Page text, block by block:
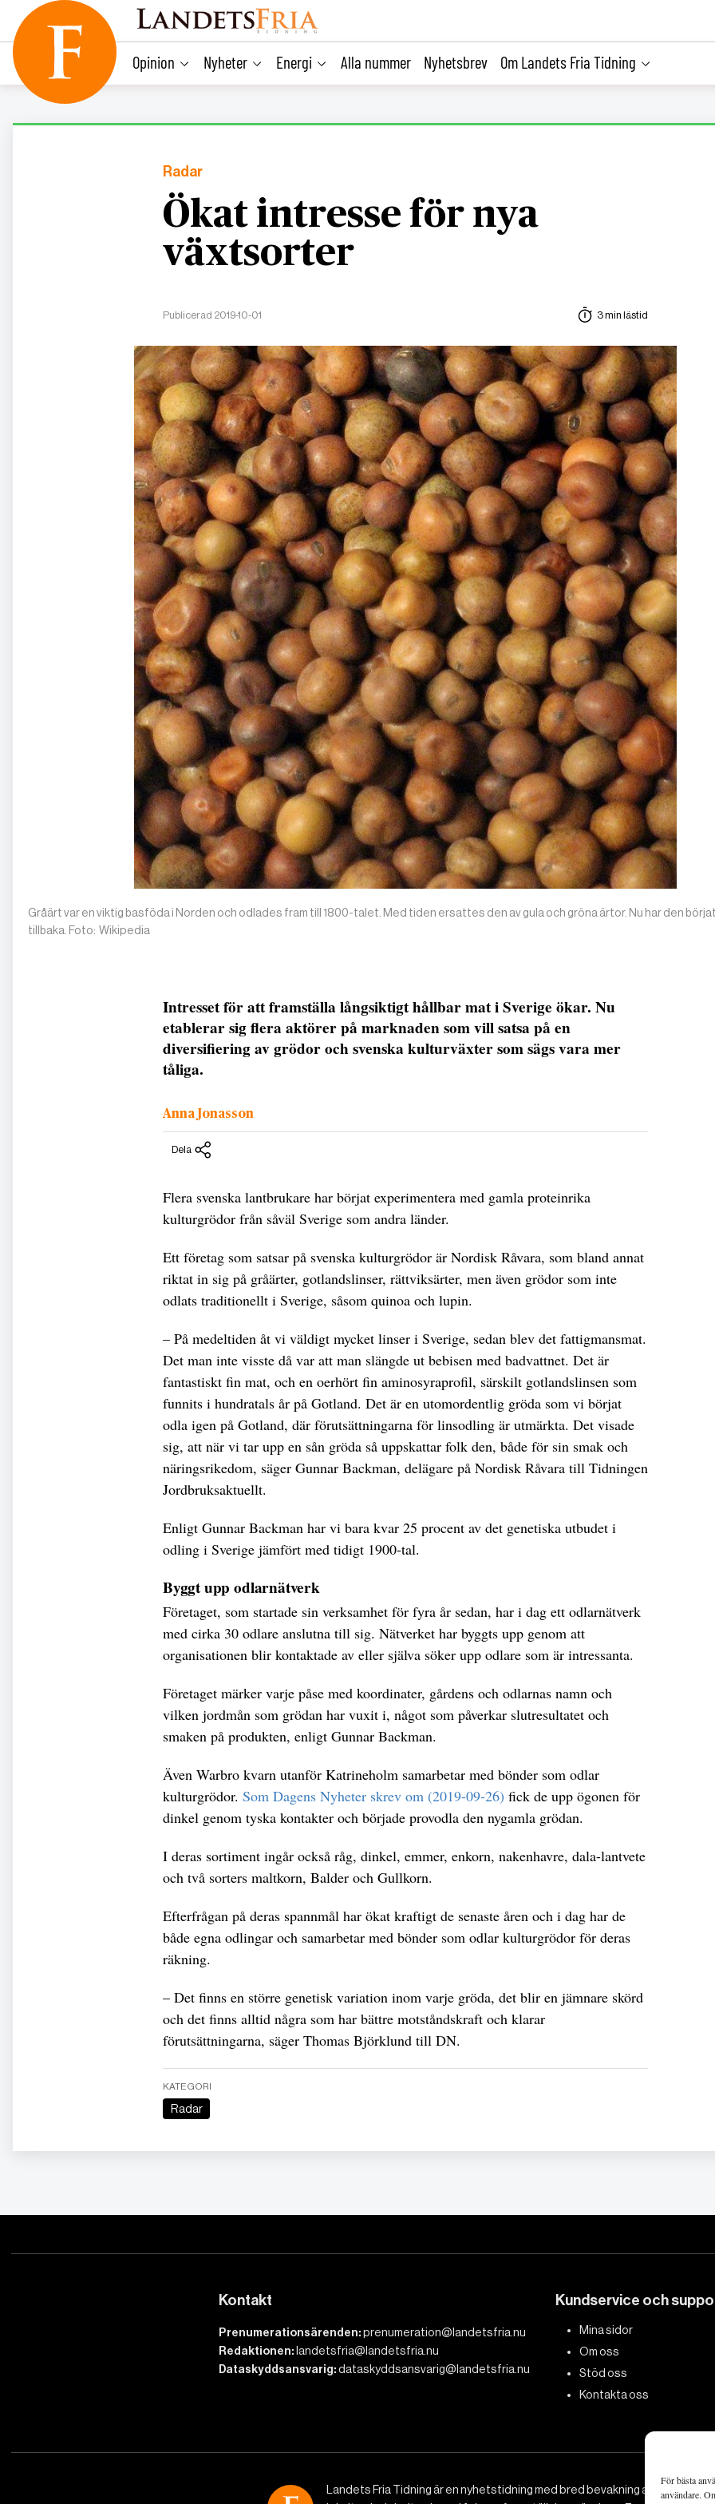
För bästa
användare.
content
Opinion Nyheter Energi Alla nummer Nyhetsbrev Om Landets Fria Tidning
Radar
Ökat intresse för nya
växtsorter
Publicerad 2019-10-01 3 min lästid
Gråärt var en viktig basföda i Norden och odlades fram till 1800-talet. Med tiden ersattes den av gula och gröna ärtor. Nu har den
tillbaka. Foto: Wikipedia
Intresset för att framställa långsiktigt hållbar mat i Sverige ökar. Nu
etablerar sig flera aktörer på marknaden som vill satsa på en
diversifiering av grödor och svenska kulturväxter som sägs vara mer
tåliga.
Anna Jonasson
Dela
Flera svenska lantbrukare har börjat experimentera med gamla proteinrika
kulturgrödor från såväl Sverige som andra länder.
Ett företag som satsar på svenska kulturgrödor är Nordisk Råvara, som bland annat
riktat in sig på gråärter, gotlandslinser, rättviksärter, men även grödor som inte
odlats traditionellt i Sverige, såsom quinoa och lupin.
– På medeltiden åt vi väldigt mycket linser i Sverige, sedan blev det fattigmansmat.
Det man inte visste då var att man slängde ut bebisen med badvattnet. Det är
fantastiskt fin mat, och en oerhört fin aminosyraprofil, särskilt gotlandslinsen som
funnits i hundratals år på Gotland. Det är en utomordentlig gröda som vi börjat
odla igen på Gotland, där förutsättningarna för linsodling är utmärkta. Det visade
sig, att när vi tar upp en sån gröda så uppskattar folk den, både för sin smak och
näringsrikedom, säger Gunnar Backman, delägare på Nordisk Råvara till Tidningen
Jordbruksaktuellt.
Enligt Gunnar Backman har vi bara kvar 25 procent av det genetiska utbudet i
odling i Sverige jämfört med tidigt 1900-tal.
Byggt upp odlarnätverk
Företaget, som startade sin verksamhet för fyra år sedan, har i dag ett odlarnätverk
med cirka 30 odlare anslutna till sig. Nätverket har byggts upp genom att
organisationen blir kontaktade av eller själva söker upp odlare som är intressanta.
Företaget märker varje påse med koordinater, gårdens och odlarnas namn och
vilken jordmån som grödan har vuxit i, något som påverkar slutresultatet och
smaken på produkten, enligt Gunnar Backman.
Även Warbro kvarn utanför Katrineholm samarbetar med bönder som odlar
kulturgrödor. Som Dagens Nyheter skrev om (2019-09-26) fick de upp ögonen för
dinkel genom tyska kontakter och började provodla den nygamla grödan.
I deras sortiment ingår också råg, dinkel, emmer, enkorn, nakenhavre, dala-lantvete
och två sorters maltkorn, Balder och Gullkorn.
Efterfrågan på deras spannmål har ökat kraftigt de senaste åren och i dag har de
både egna odlingar och samarbetar med bönder som odlar kulturgrödor för deras
räkning.
– Det finns en större genetisk variation inom varje gröda, det blir en jämnare skörd
och det finns alltid några som har bättre motståndskraft och klarar
förutsättningarna, säger Thomas Björklund till DN.
KATEGORI
Radar
Kontakt
Prenumerationsärenden:prenumeration@landetsfria.nu
Redaktionen: landetsfria@landetsfria.nu
Dataskyddsansvarig:dataskyddsansvarig@landetsfria.nu
Kundservice och
Mina sidor
Om oss
Stöd oss
Kontakta oss
Landets Fria Tidning är en nyhetstidning med bred bevakning av det